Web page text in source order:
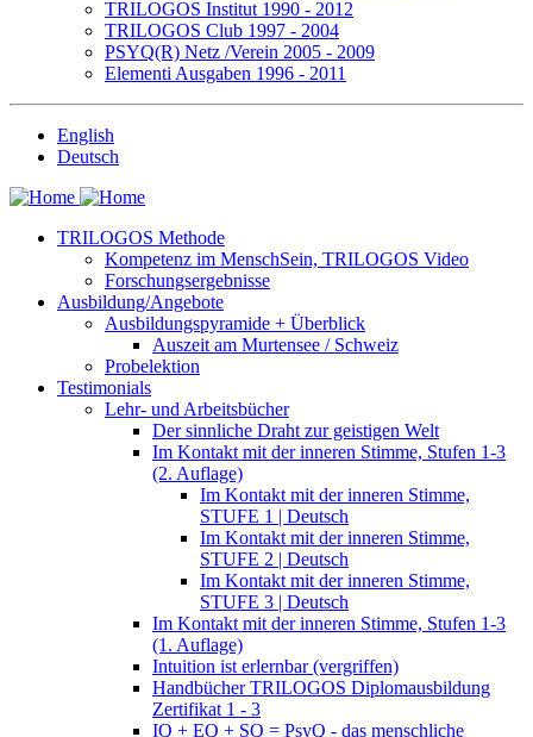
TRILOGOS Institut 1990 - 2012
TRILOGOS Club 1997 - 2004
PSYQ(R) Netz /Verein 2005 - 2009
Elementi Ausgaben 1996 - 2011
English
Deutsch
TRILOGOS Methode
Kompetenz im MenschSein, TRILOGOS Video
Forschungsergebnisse
Ausbildung/Angebote
Ausbildungspyramide + Überblick
Auszeit am Murtensee / Schweiz
Probelektion
Testimonials
Lehr- und Arbeitsbücher
Der sinnliche Draht zur geistigen Welt
Im Kontakt mit der inneren Stimme, Stufen 1-3
(2. Auflage)
Im Kontakt mit der inneren Stimme,
STUFE 1 | Deutsch
Im Kontakt mit der inneren Stimme,
STUFE 2 | Deutsch
Im Kontakt mit der inneren Stimme,
STUFE 3 | Deutsch
Im Kontakt mit der inneren Stimme, Stufen 1-3
(1. Auflage)
Intuition ist erlernbar (vergriffen)
Handbücher TRILOGOS Diplomausbildung
Zertifikat 1 - 3
IQ + EQ + SQ = PsyQ - das menschliche